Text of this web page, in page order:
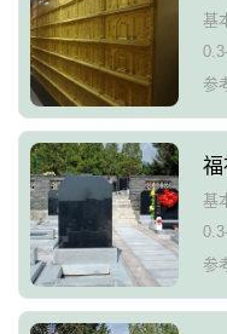
基
参
基
参